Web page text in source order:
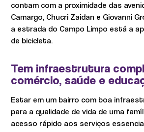
contam com a proximidade das
Camargo, Chucri Zaidan e Giovanni
a estrada do Campo Limpo está a
de bicicleta.
Tem infraestrutura
comércio, saúde e
Estar em um bairro com boa
para a qualidade de vida de uma
acesso rápido aos serviços